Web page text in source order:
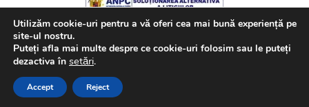
Utilizăm cookie-uri pentru a vă oferi cea mai bună experiență pe
site-ul nostru.
Puteți afla mai multe despre ce cookie-uri folosim sau le puteți
dezactiva în setări.
Accept Reject